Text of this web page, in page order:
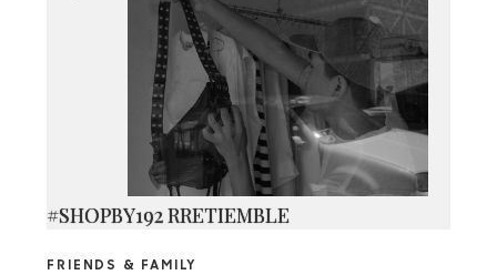
#SHOPBY192 RRETIEMBLE
FRIENDS & FAMILY